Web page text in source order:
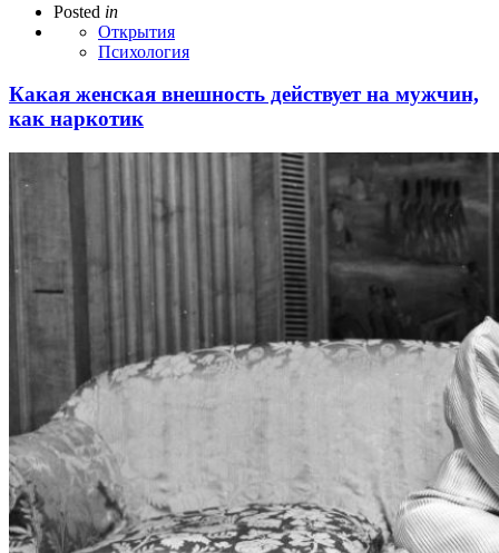
Posted in
Открытия
Психология
Какая женская внешность действует на мужчин,
как наркотик